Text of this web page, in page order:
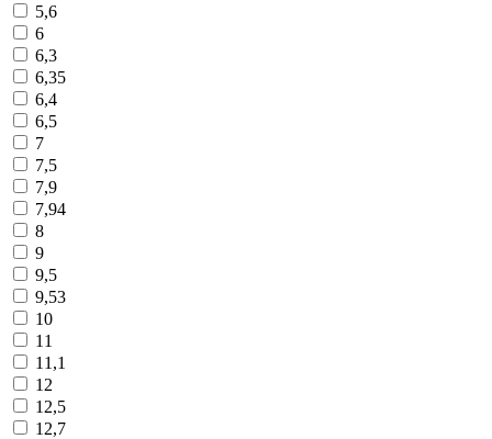
5,6
6
6,3
6,35
6,4
6,5
7
7,5
7,9
7,94
8
9
9,5
9,53
10
11
11,1
12
12,5
12,7